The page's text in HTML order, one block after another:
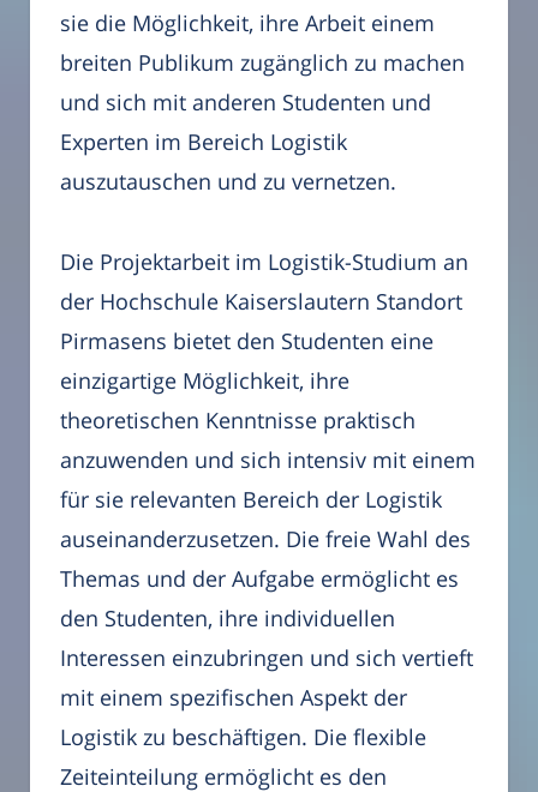
sie die Möglichkeit, ihre Arbeit einem
breiten Publikum zugänglich zu machen
und sich mit anderen Studenten und
Experten im Bereich Logistik
auszutauschen und zu vernetzen.
Die Projektarbeit im Logistik-Studium an
der Hochschule Kaiserslautern Standort
Pirmasens bietet den Studenten eine
einzigartige Möglichkeit, ihre
theoretischen Kenntnisse praktisch
anzuwenden und sich intensiv mit einem
für sie relevanten Bereich der Logistik
auseinanderzusetzen. Die freie Wahl des
Themas und der Aufgabe ermöglicht es
den Studenten, ihre individuellen
Interessen einzubringen und sich vertieft
mit einem spezifischen Aspekt der
Logistik zu beschäftigen. Die flexible
Zeiteinteilung ermöglicht es den